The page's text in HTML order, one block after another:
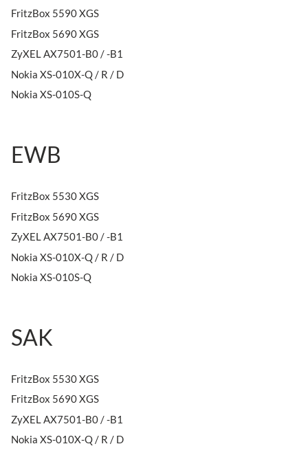
FritzBox 5590 XGS
FritzBox 5690 XGS
ZyXEL AX7501-B0 / -B1
Nokia XS-010X-Q / R / D
Nokia XS-010S-Q
EWB
FritzBox 5530 XGS
FritzBox 5690 XGS
ZyXEL AX7501-B0 / -B1
Nokia XS-010X-Q / R / D
Nokia XS-010S-Q
SAK
FritzBox 5530 XGS
FritzBox 5690 XGS
ZyXEL AX7501-B0 / -B1
Nokia XS-010X-Q / R / D